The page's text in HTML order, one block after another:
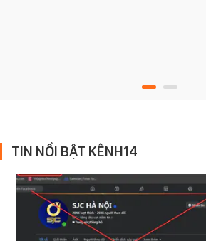
TIN NỔI BẬT KÊNH14